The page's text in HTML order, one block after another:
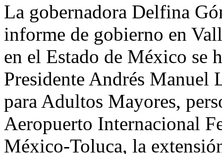
La gobernadora Delfina
informe de gobierno en
en el Estado de México se
Presidente Andrés Manuel
para Adultos Mayores,
Aeropuerto Internacional
México-Toluca, la